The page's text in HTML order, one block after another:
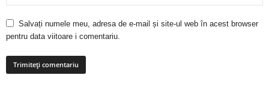
Salvați numele meu, adresa de e-mail și site-ul web în acest browser
pentru data viitoare i comentariu.